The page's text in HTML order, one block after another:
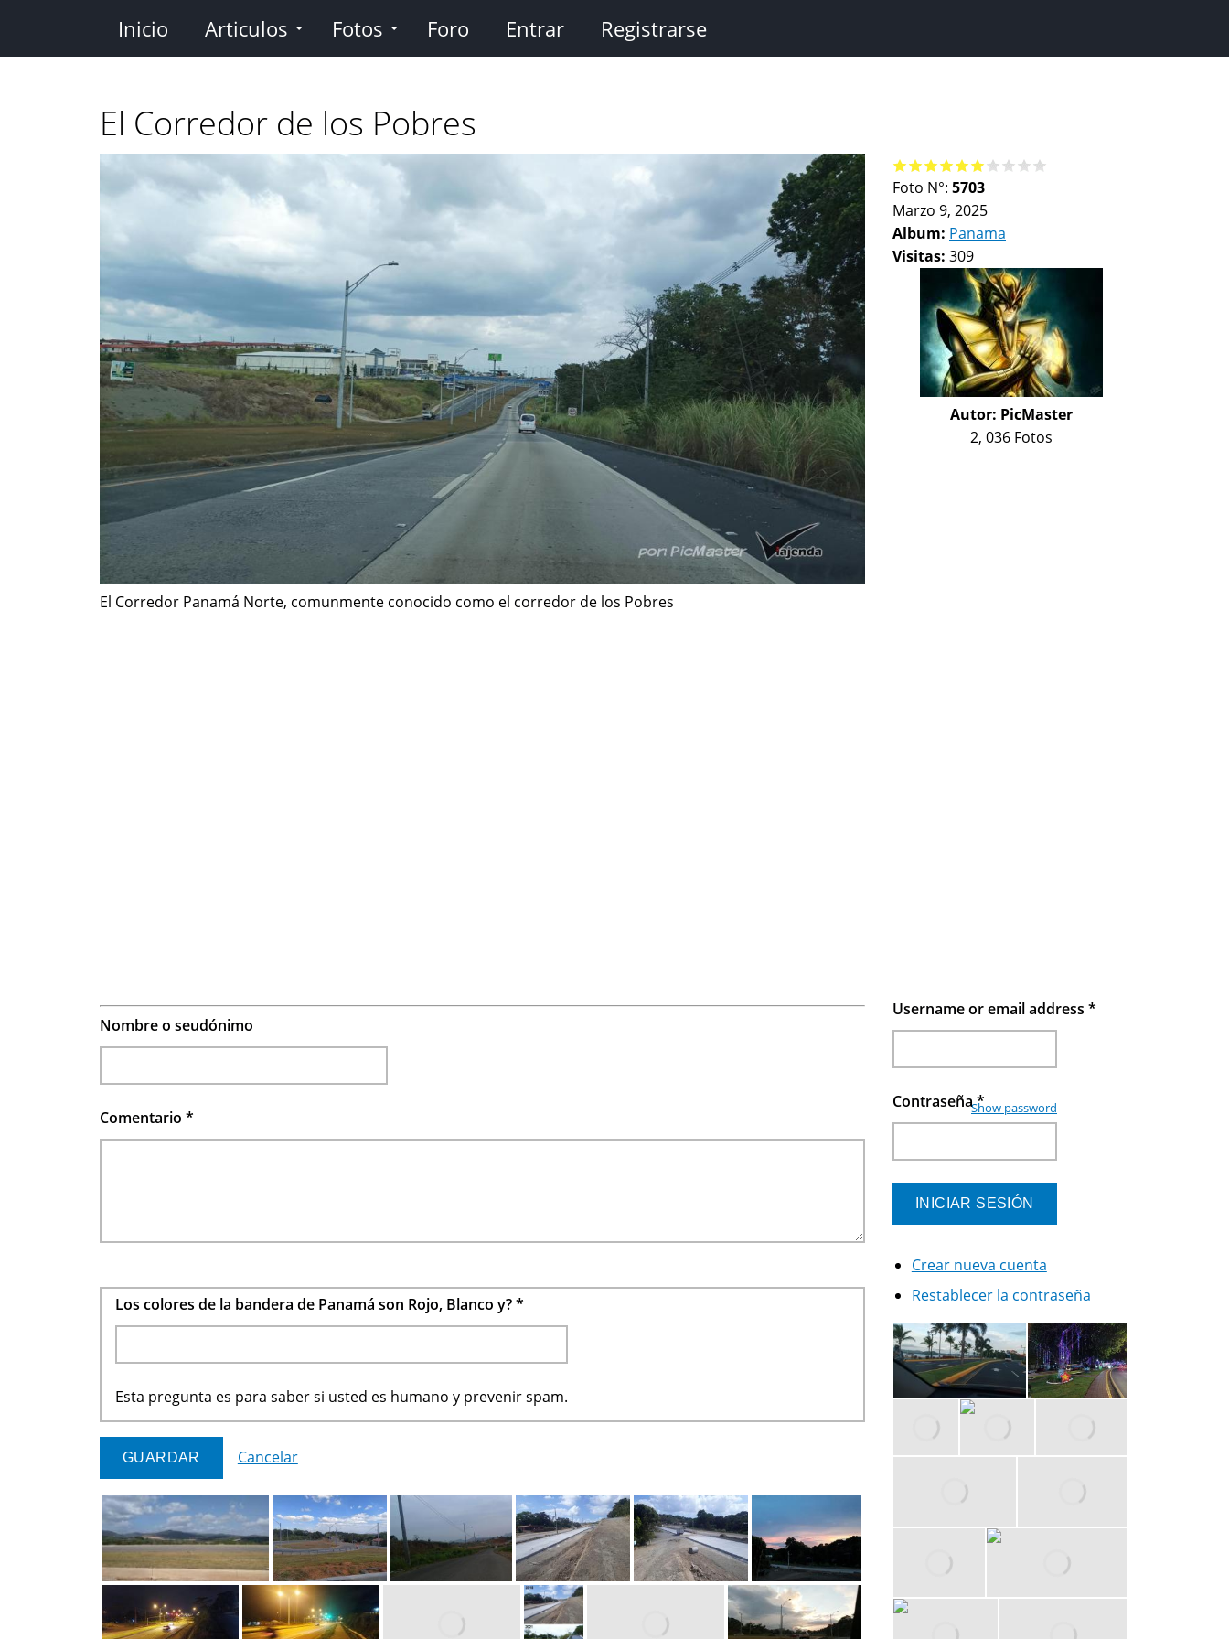
contenido
Inicio Articulos Fotos Foro Entrar Registrarse
El Corredor de los Pobres
El Corredor Panamá Norte, comunmente conocido como el corredor de los Pobres
Foto N°: 5703
Marzo 9, 2025
Album: Panama
Visitas: 309
Autor: PicMaster
2, 036 Fotos
Nombre o seudónimo
Comentario *
Los colores de la bandera de Panamá son Rojo, Blanco y?*
Esta pregunta es para saber si usted es humano y prevenir spam.
Cancelar
Username or email address *
Contraseña*
Show password
Crear nueva cuenta
Restablecer la contraseña